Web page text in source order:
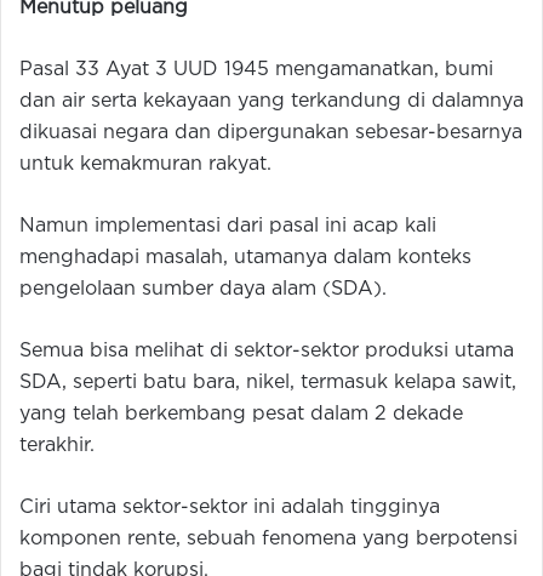
Menutup peluang
Pasal 33 Ayat 3 UUD 1945 mengamanatkan, bumi
dan air serta kekayaan yang terkandung di dalamnya
dikuasai negara dan dipergunakan sebesar-besarnya
untuk kemakmuran rakyat.
Namun implementasi dari pasal ini acap kali
menghadapi masalah, utamanya dalam konteks
pengelolaan sumber daya alam (SDA).
Semua bisa melihat di sektor-sektor produksi utama
SDA, seperti batu bara, nikel, termasuk kelapa sawit,
yang telah berkembang pesat dalam 2 dekade
terakhir.
Ciri utama sektor-sektor ini adalah tingginya
komponen rente, sebuah fenomena yang berpotensi
bagi tindak korupsi.